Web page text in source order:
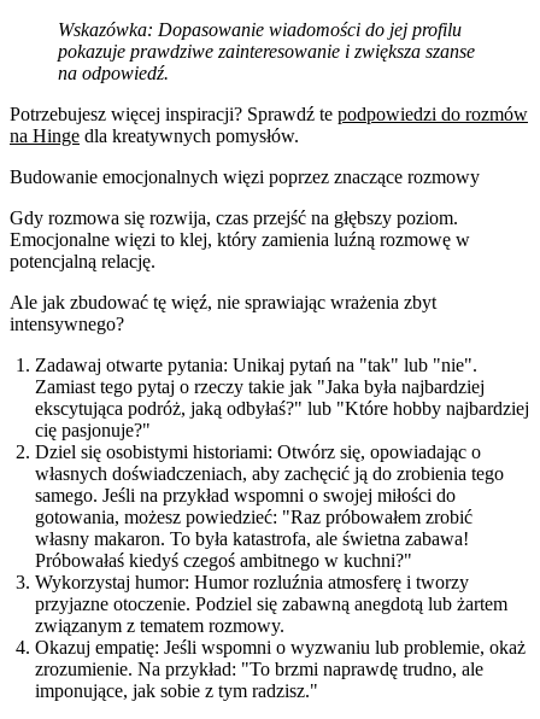
Wskazówka: Dopasowanie wiadomości do jej profilu
pokazuje prawdziwe zainteresowanie i zwiększa szanse
na odpowiedź.
Potrzebujesz więcej inspiracji? Sprawdź te podpowiedzi do rozmów
na Hinge dla kreatywnych pomysłów.
Budowanie emocjonalnych więzi poprzez znaczące rozmowy
Gdy rozmowa się rozwija, czas przejść na głębszy poziom.
Emocjonalne więzi to klej, który zamienia luźną rozmowę w
potencjalną relację.
Ale jak zbudować tę więź, nie sprawiając wrażenia zbyt
intensywnego?
Zadawaj otwarte pytania: Unikaj pytań na "tak" lub "nie".
Zamiast tego pytaj o rzeczy takie jak "Jaka była najbardziej
ekscytująca podróż, jaką odbyłaś?" lub "Które hobby najbardziej
cię pasjonuje?"
Dziel się osobistymi historiami: Otwórz się, opowiadając o
własnych doświadczeniach, aby zachęcić ją do zrobienia tego
samego. Jeśli na przykład wspomni o swojej miłości do
gotowania, możesz powiedzieć: "Raz próbowałem zrobić
własny makaron. To była katastrofa, ale świetna zabawa!
Próbowałaś kiedyś czegoś ambitnego w kuchni?"
Wykorzystaj humor: Humor rozluźnia atmosferę i tworzy
przyjazne otoczenie. Podziel się zabawną anegdotą lub żartem
związanym z tematem rozmowy.
Okazuj empatię: Jeśli wspomni o wyzwaniu lub problemie, okaż
zrozumienie. Na przykład: "To brzmi naprawdę trudno, ale
imponujące, jak sobie z tym radzisz."